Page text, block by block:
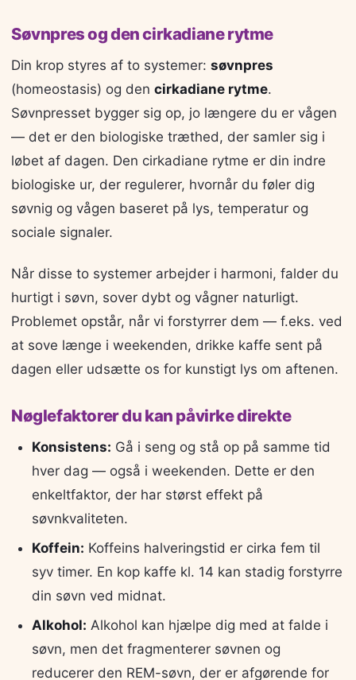
Søvnpres og den cirkadiane rytme
Din krop styres af to systemer: søvnpres
(homeostasis) og den cirkadiane rytme.
Søvnpresset bygger sig op, jo længere du er vågen
— det er den biologiske træthed, der samler sig i
løbet af dagen. Den cirkadiane rytme er din indre
biologiske ur, der regulerer, hvornår du føler dig
søvnig og vågen baseret på lys, temperatur og
sociale signaler.
Når disse to systemer arbejder i harmoni, falder du
hurtigt i søvn, sover dybt og vågner naturligt.
Problemet opstår, når vi forstyrrer dem — f.eks. ved
at sove længe i weekenden, drikke kaffe sent på
dagen eller udsætte os for kunstigt lys om aftenen.
Nøglefaktorer du kan påvirke direkte
Konsistens: Gå i seng og stå op på samme tid
hver dag — også i weekenden. Dette er den
enkeltfaktor, der har størst effekt på
søvnkvaliteten.
Koffein: Koffeins halveringstid er cirka fem til
syv timer. En kop kaffe kl. 14 kan stadig forstyrre
din søvn ved midnat.
Alkohol: Alkohol kan hjælpe dig med at falde i
søvn, men det fragmenterer søvnen og
reducerer den REM-søvn, der er afgørende for